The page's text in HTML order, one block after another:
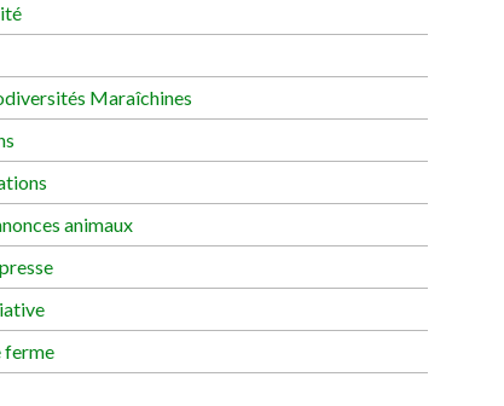
Maraîchines
animaux
ferme